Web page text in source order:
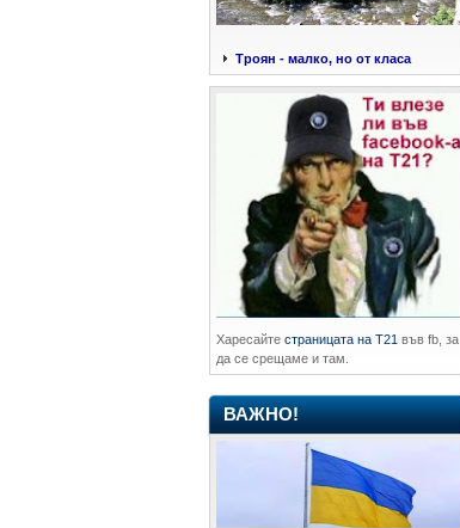
Троян - малко, но от класа
Харесайте страницата на Т21 във fb, за
да се срещаме и там.
ВАЖНО!